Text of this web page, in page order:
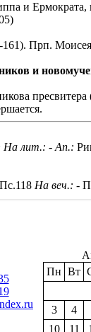
и Ермократа,
Прп.
и
пресвитера
На лит.: - Ап.:
На веч.: -
Пн Вт
3
4
10
11